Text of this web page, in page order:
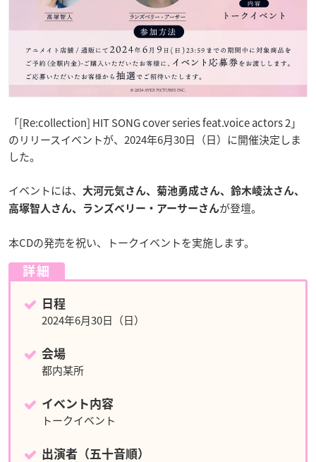
「[Re:collection] HIT SONG cover series feat.voice actors 2」
のリリースイベントが、2024年6月30日（日）に開催決定しま
した。
イベントには、
大河元気さん、菊池勇成さん、鈴木崚汰さん、
高塚智人さん、ランズベリー・アーサーさんが登壇。
本CDの発売を祝い、トークイベントを実施します。
詳細
日程
2024年6月30日（日）
会場
都内某所
イベント内容
トークイベント
出演者（五十音順）